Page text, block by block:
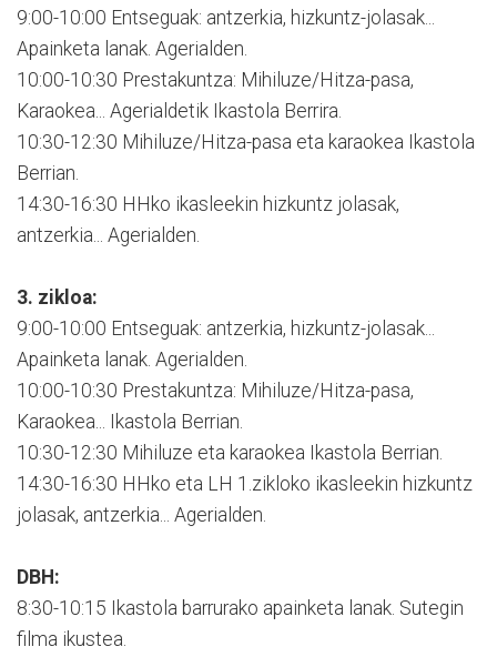
9:00-10:00 Entseguak: antzerkia, hizkuntz-jolasak...
Apainketa lanak. Agerialden.
10:00-10:30 Prestakuntza: Mihiluze/Hitza-pasa,
Karaokea... Agerialdetik Ikastola Berrira.
10:30-12:30 Mihiluze/Hitza-pasa eta karaokea Ikastola
Berrian.
14:30-16:30 HHko ikasleekin hizkuntz jolasak,
antzerkia... Agerialden.
3. zikloa:
9:00-10:00 Entseguak: antzerkia, hizkuntz-jolasak...
Apainketa lanak. Agerialden.
10:00-10:30 Prestakuntza: Mihiluze/Hitza-pasa,
Karaokea... Ikastola Berrian.
10:30-12:30 Mihiluze eta karaokea Ikastola Berrian.
14:30-16:30 HHko eta LH 1.zikloko ikasleekin hizkuntz
jolasak, antzerkia... Agerialden.
DBH:
8:30-10:15 Ikastola barrurako apainketa lanak. Sutegin
filma ikustea.